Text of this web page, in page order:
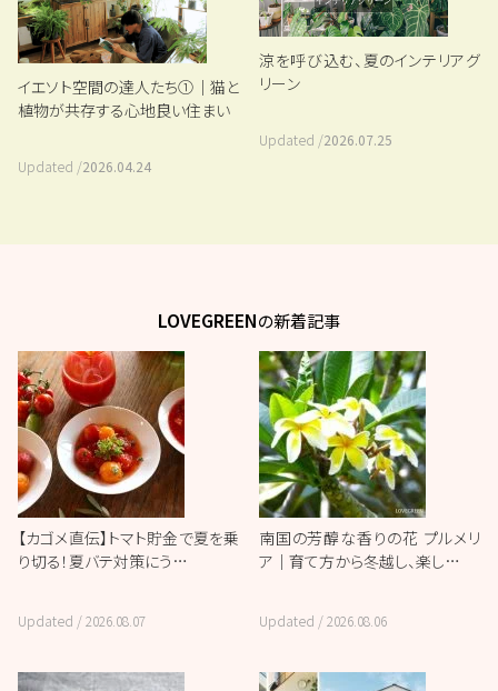
イエソト空間の達人たち①｜猫と
植物が共存する心地良い住まい
Updated /2026.04.24
涼を呼び込む、夏のインテリアグ
リーン
Updated /2026.07.25
LOVEGREENの新着記事
【カゴメ直伝】トマト貯金で夏を乗
り切る！夏バテ対策にう…
Updated /2026.08.07
南国の芳醇な香りの花 プルメリ
ア｜育て方から冬越し、楽し…
Updated /2026.08.06